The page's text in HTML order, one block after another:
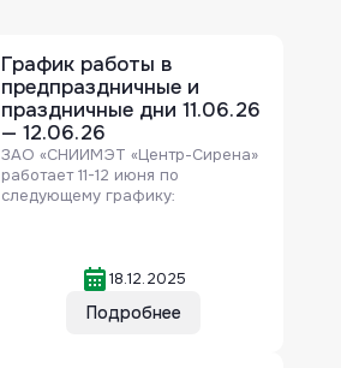
График работы в
предпраздничные и
праздничные дни 11.06.26
— 12.06.26
ЗАО «СНИИМЭТ «Центр-Сирена»
работает 11-12 июня по
следующему графику:
Подробнее
18.12.2025